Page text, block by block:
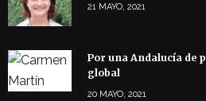
21 MAYO, 2021
Por una Andalucía de
global
20 MAYO, 2021